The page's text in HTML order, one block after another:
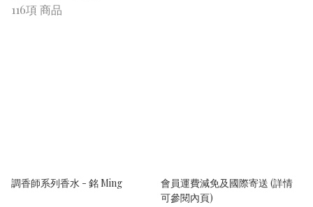
116項 商品
調香師系列香水 - 銘 Ming
會員運費減免及國際寄送 (詳情
可參閱內頁)